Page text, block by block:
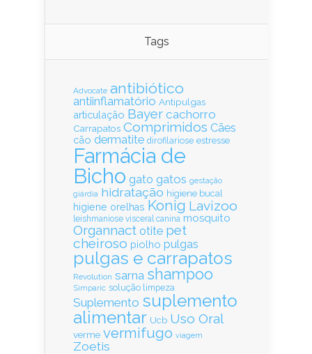
Tags
Advocate antibiótico
antiinflamatório Antipulgas
articulação Bayer cachorro
Carrapatos Comprimidos Cães
cão dermatite dirofilariose estresse
Farmácia de
Bicho gato gatos gestação
giárdia hidratação higiene bucal
higiene orelhas Konig Lavizoo
leishmaniose visceral canina mosquito
Organnact otite pet
cheiroso piolho pulgas
pulgas e carrapatos
Revolution sarna shampoo
Simparic solução limpeza
Suplemento suplemento
alimentar Ucb Uso Oral
verme vermifugo viagem
Zoetis